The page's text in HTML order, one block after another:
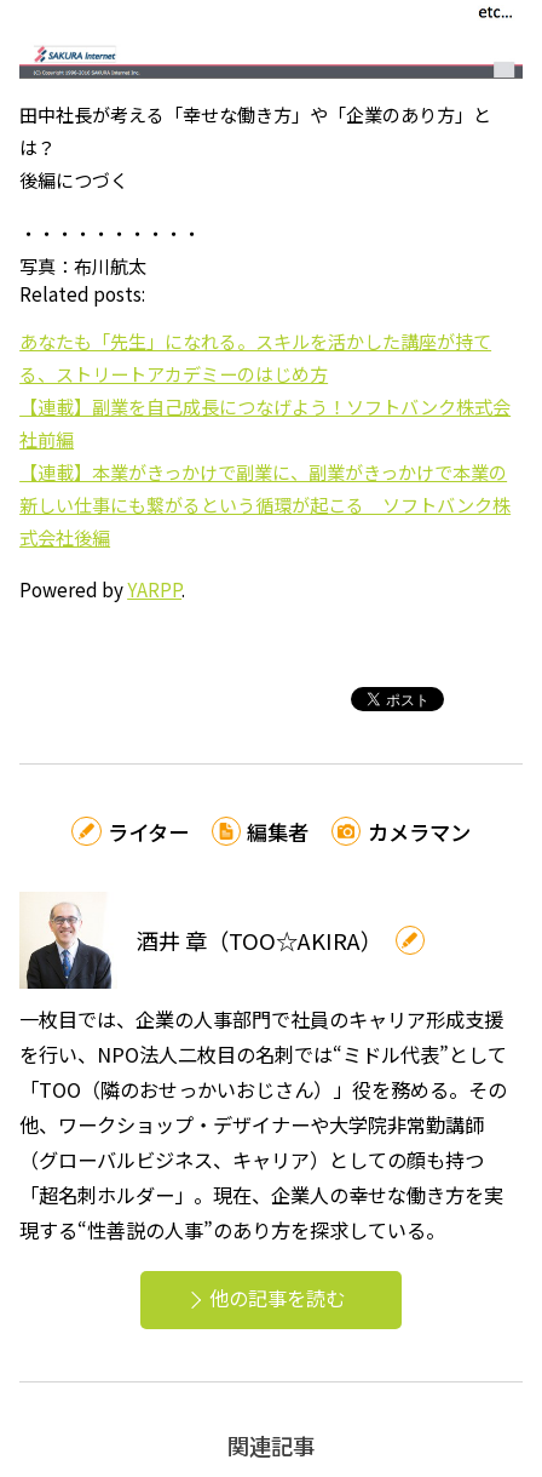
田中社長が考える「幸せな働き方」や「企業のあり方」と
は？
後編につづく
・・・・・・・・・・
写真：布川航太
Related posts:
あなたも「先生」になれる。スキルを活かした講座が持て
る、ストリートアカデミーのはじめ方
【連載】副業を自己成長につなげよう！ソフトバンク株式会
社前編
【連載】本業がきっかけで副業に、副業がきっかけで本業の
新しい仕事にも繋がるという循環が起こる ソフトバンク株
式会社後編
Powered byYARPP.
ライター 編集者 カメラマン
酒井 章（TOO☆AKIRA）
一枚目では、企業の人事部門で社員のキャリア形成支援
を行い、NPO法人二枚目の名刺では“ミドル代表”として
「TOO（隣のおせっかいおじさん）」役を務める。その
他、ワークショップ・デザイナーや大学院非常勤講師
（グローバルビジネス、キャリア）としての顔も持つ
「超名刺ホルダー」。現在、企業人の幸せな働き方を実
現する“性善説の人事”のあり方を探求している。
他の記事を読む
関連記事